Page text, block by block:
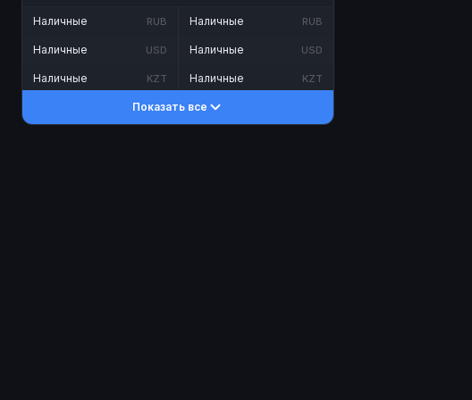
Наличные RUB
Наличные USD
Наличные KZT
Наличные RUB
Наличные USD
Наличные KZT
Показать все